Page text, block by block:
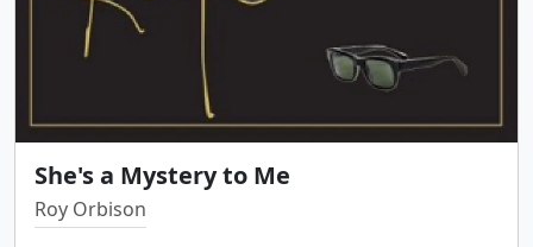
She's a Mystery to Me
Roy Orbison